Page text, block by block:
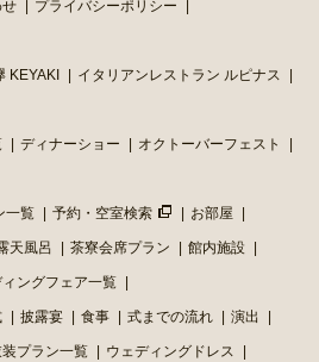
せ プライバシーポリシー
KEYAKI イタリアンレストラン ルピナス
ディナーショー オクトーバーフェスト
一覧 予約・空室検索 お部屋
天風呂 茶寮会席プラン 館内施設
ィングフェア一覧
披露宴 食事 式までの流れ 演出
装プラン一覧 ウェディングドレス